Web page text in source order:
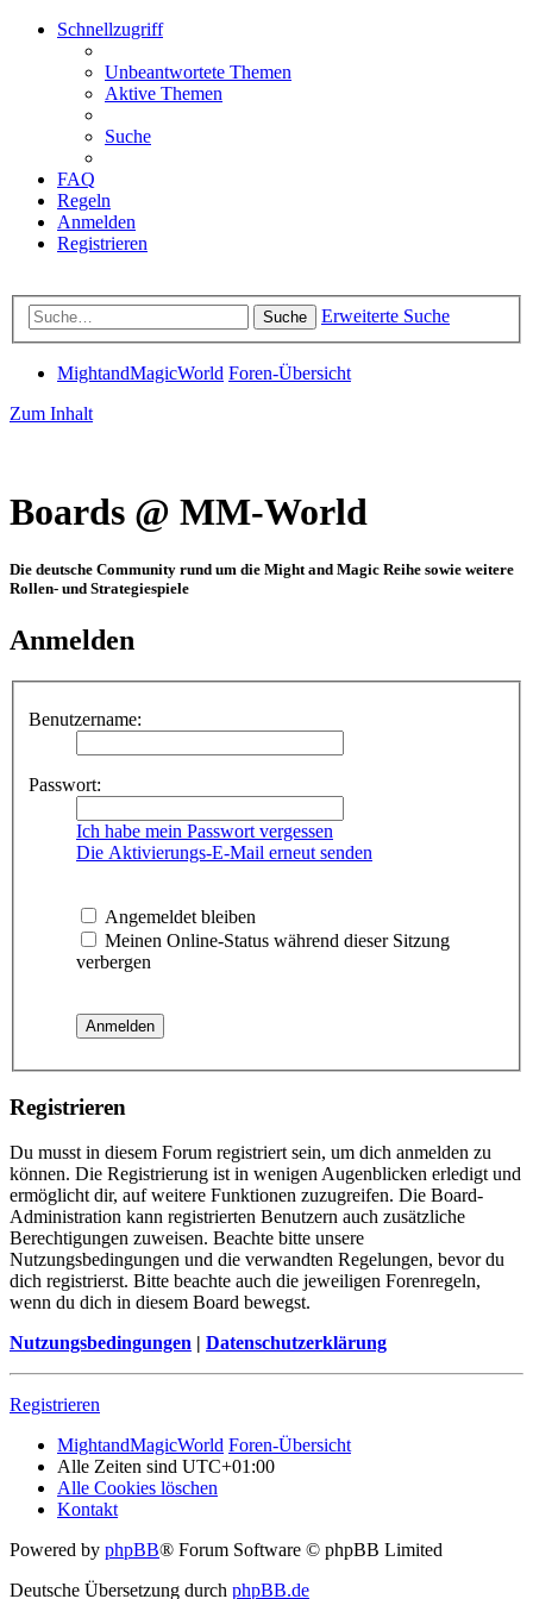
Schnellzugriff
Unbeantwortete Themen
Aktive Themen
Suche
FAQ
Regeln
Anmelden
Registrieren
Suche Erweiterte Suche
MightandMagicWorld Foren-Übersicht
Zum Inhalt
Boards @ MM-World
Die deutsche Community rund um die Might and Magic Reihe sowie weitere
Rollen- und Strategiespiele
Anmelden
Benutzername:
Passwort:
Ich habe mein Passwort vergessen
Die Aktivierungs-E-Mail erneut senden
Angemeldet bleiben
Meinen Online-Status während dieser Sitzung
verbergen
Registrieren
Du musst in diesem Forum registriert sein, um dich anmelden zu
können. Die Registrierung ist in wenigen Augenblicken erledigt und
ermöglicht dir, auf weitere Funktionen zuzugreifen. Die Board-
Administration kann registrierten Benutzern auch zusätzliche
Berechtigungen zuweisen. Beachte bitte unsere
Nutzungsbedingungen und die verwandten Regelungen, bevor du
dich registrierst. Bitte beachte auch die jeweiligen Forenregeln,
wenn du dich in diesem Board bewegst.
Nutzungsbedingungen | Datenschutzerklärung
Registrieren
MightandMagicWorld Foren-Übersicht
Alle Zeiten sind UTC+01:00
Alle Cookies löschen
Kontakt
Powered by phpBB® Forum Software © phpBB Limited
Deutsche Übersetzung durch phpBB.de